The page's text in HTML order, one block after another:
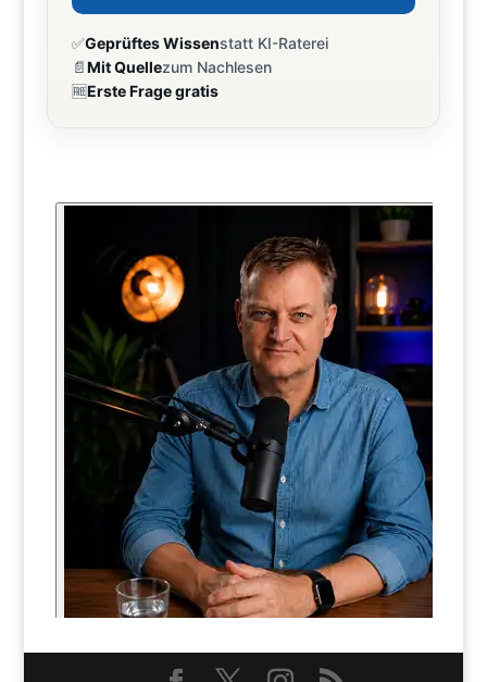
✅Geprüftes Wissenstatt KI-Raterei
📄Mit Quellezum Nachlesen
🆓Erste Frage gratis